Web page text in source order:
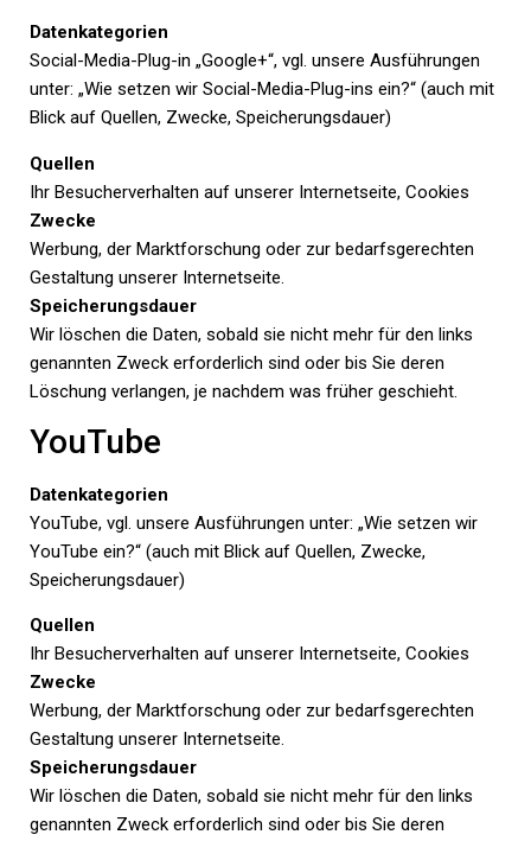
Datenkategorien
Social-Media-Plug-in „Google+“, vgl. unsere Ausführungen
unter: „Wie setzen wir Social-Media-Plug-ins ein?“ (auch mit
Blick auf Quellen, Zwecke, Speicherungsdauer)
Quellen
Ihr Besucherverhalten auf unserer Internetseite, Cookies
Zwecke
Werbung, der Marktforschung oder zur bedarfsgerechten
Gestaltung unserer Internetseite.
Speicherungsdauer
Wir löschen die Daten, sobald sie nicht mehr für den links
genannten Zweck erforderlich sind oder bis Sie deren
Löschung verlangen, je nachdem was früher geschieht.
YouTube
Datenkategorien
YouTube, vgl. unsere Ausführungen unter: „Wie setzen wir
YouTube ein?“ (auch mit Blick auf Quellen, Zwecke,
Speicherungsdauer)
Quellen
Ihr Besucherverhalten auf unserer Internetseite, Cookies
Zwecke
Werbung, der Marktforschung oder zur bedarfsgerechten
Gestaltung unserer Internetseite.
Speicherungsdauer
Wir löschen die Daten, sobald sie nicht mehr für den links
genannten Zweck erforderlich sind oder bis Sie deren